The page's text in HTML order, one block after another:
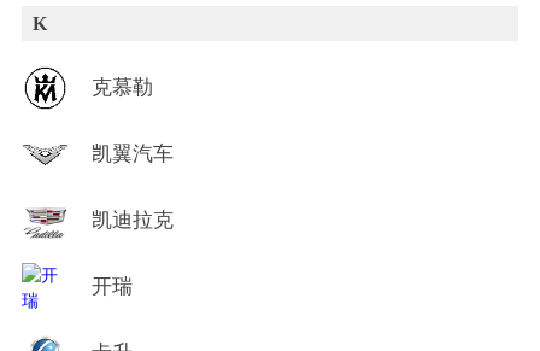
K
克慕勒
凯翼汽车
凯迪拉克
开瑞